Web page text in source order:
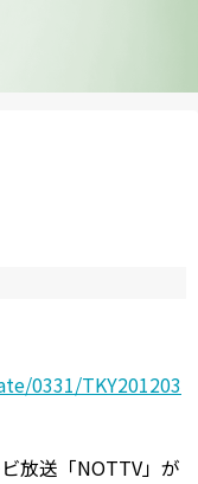
0331/TKY201203
放送「NOTTV」が